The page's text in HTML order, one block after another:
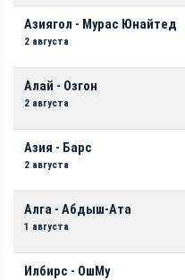
Азиягол - Мурас Юнайтед
2 августа
Алай - Озгон
2 августа
Азия - Барс
2 августа
Алга - Абдыш-Ата
1 августа
Илбирс - ОшМу